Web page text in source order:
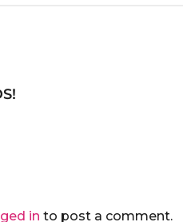
in to post a comment.